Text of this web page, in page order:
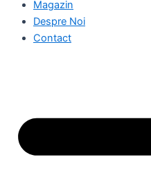
Magazin
Despre Noi
Contact